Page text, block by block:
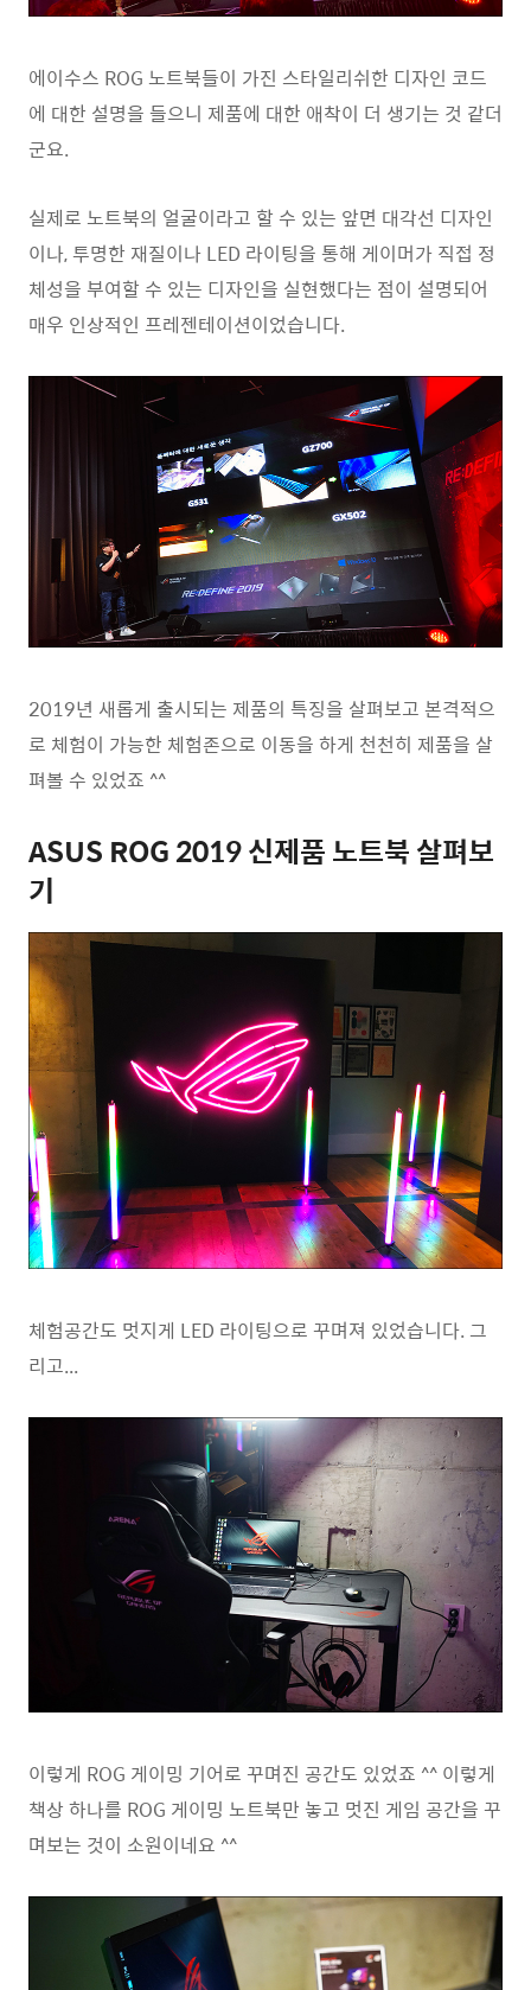
에이수스 ROG 노트북들이 가진 스타일리쉬한 디자인 코드
에 대한 설명을 들으니 제품에 대한 애착이 더 생기는 것 같더
군요.
실제로 노트북의 얼굴이라고 할 수 있는 앞면 대각선 디자인
이나, 투명한 재질이나 LED 라이팅을 통해 게이머가 직접 정
체성을 부여할 수 있는 디자인을 실현했다는 점이 설명되어
매우 인상적인 프레젠테이션이었습니다.
2019년 새롭게 출시되는 제품의 특징을 살펴보고 본격적으
로 체험이 가능한 체험존으로 이동을 하게 천천히 제품을 살
펴볼 수 있었죠 ^^
ASUS ROG 2019 신제품 노트북 살펴보
기
체험공간도 멋지게 LED 라이팅으로 꾸며져 있었습니다. 그
리고...
이렇게 ROG 게이밍 기어로 꾸며진 공간도 있었죠 ^^ 이렇게
책상 하나를 ROG 게이밍 노트북만 놓고 멋진 게임 공간을 꾸
며보는 것이 소원이네요 ^^